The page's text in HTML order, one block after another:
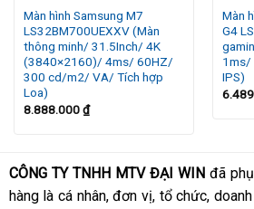
CÔNG TY TNHH MTV ĐẠI WIN
Hotline: 0973.095.114
Giờ làm việc: Từ 7:00 đến 21:00
Màn hình Samsung M7
LS32BM700UEXXV (Màn
thông minh/ 31.5Inch/ 4K
(3840×2160)/ 4ms/ 60HZ/
300 cd/m2/ VA/ Tích hợp
Loa)
8.888.000₫
Màn
G4
IPS)
CÔNG TY TNHH MTV ĐẠI WIN đã
hàng là cá nhân, đơn vị, tổ chức,